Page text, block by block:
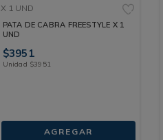
X 1 UND
PATA DE CABRA FREESTYLE X 1
UND
$3951
Unidad $3951
AGREGAR